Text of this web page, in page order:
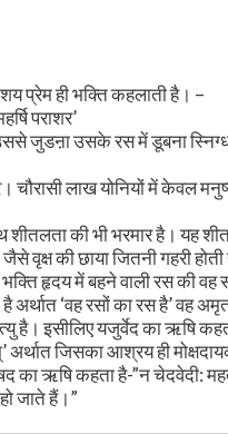
प्रेम ही भक्ति कहलाती है। –
पराशर’
उससे जुडऩा उसके रस में डूबना
लाख योनियों में केवल
की भी भरमार है। यह
की छाया जितनी गहरी होती
हृदय में बहने वाली रस की वह
है अर्थात ‘वह रसों का रस है’
है। इसीलिए यजुर्वेद का ऋषि
अर्थात जिसका आश्रय ही
का ऋषि कहता है-”न चेदवेदी:
जाते हैं।”